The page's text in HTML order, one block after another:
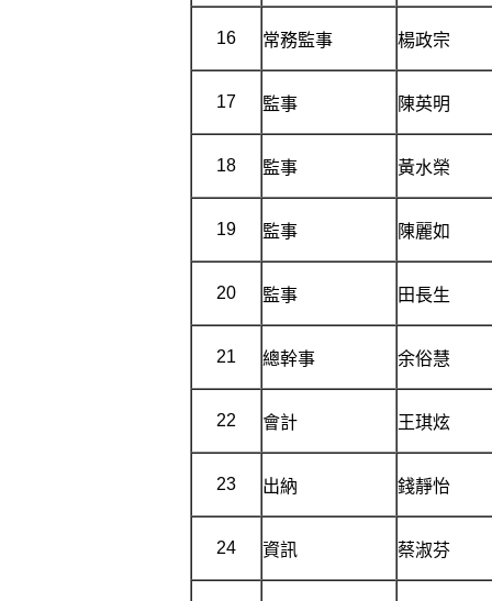
16 常務監事 楊政宗
17 監事 陳英明
18 監事 黃水榮
19 監事 陳麗如
20 監事 田長生
21 總幹事 余俗慧
22 會計 王琪炫
23 出納 錢靜怡
24 資訊 蔡淑芬